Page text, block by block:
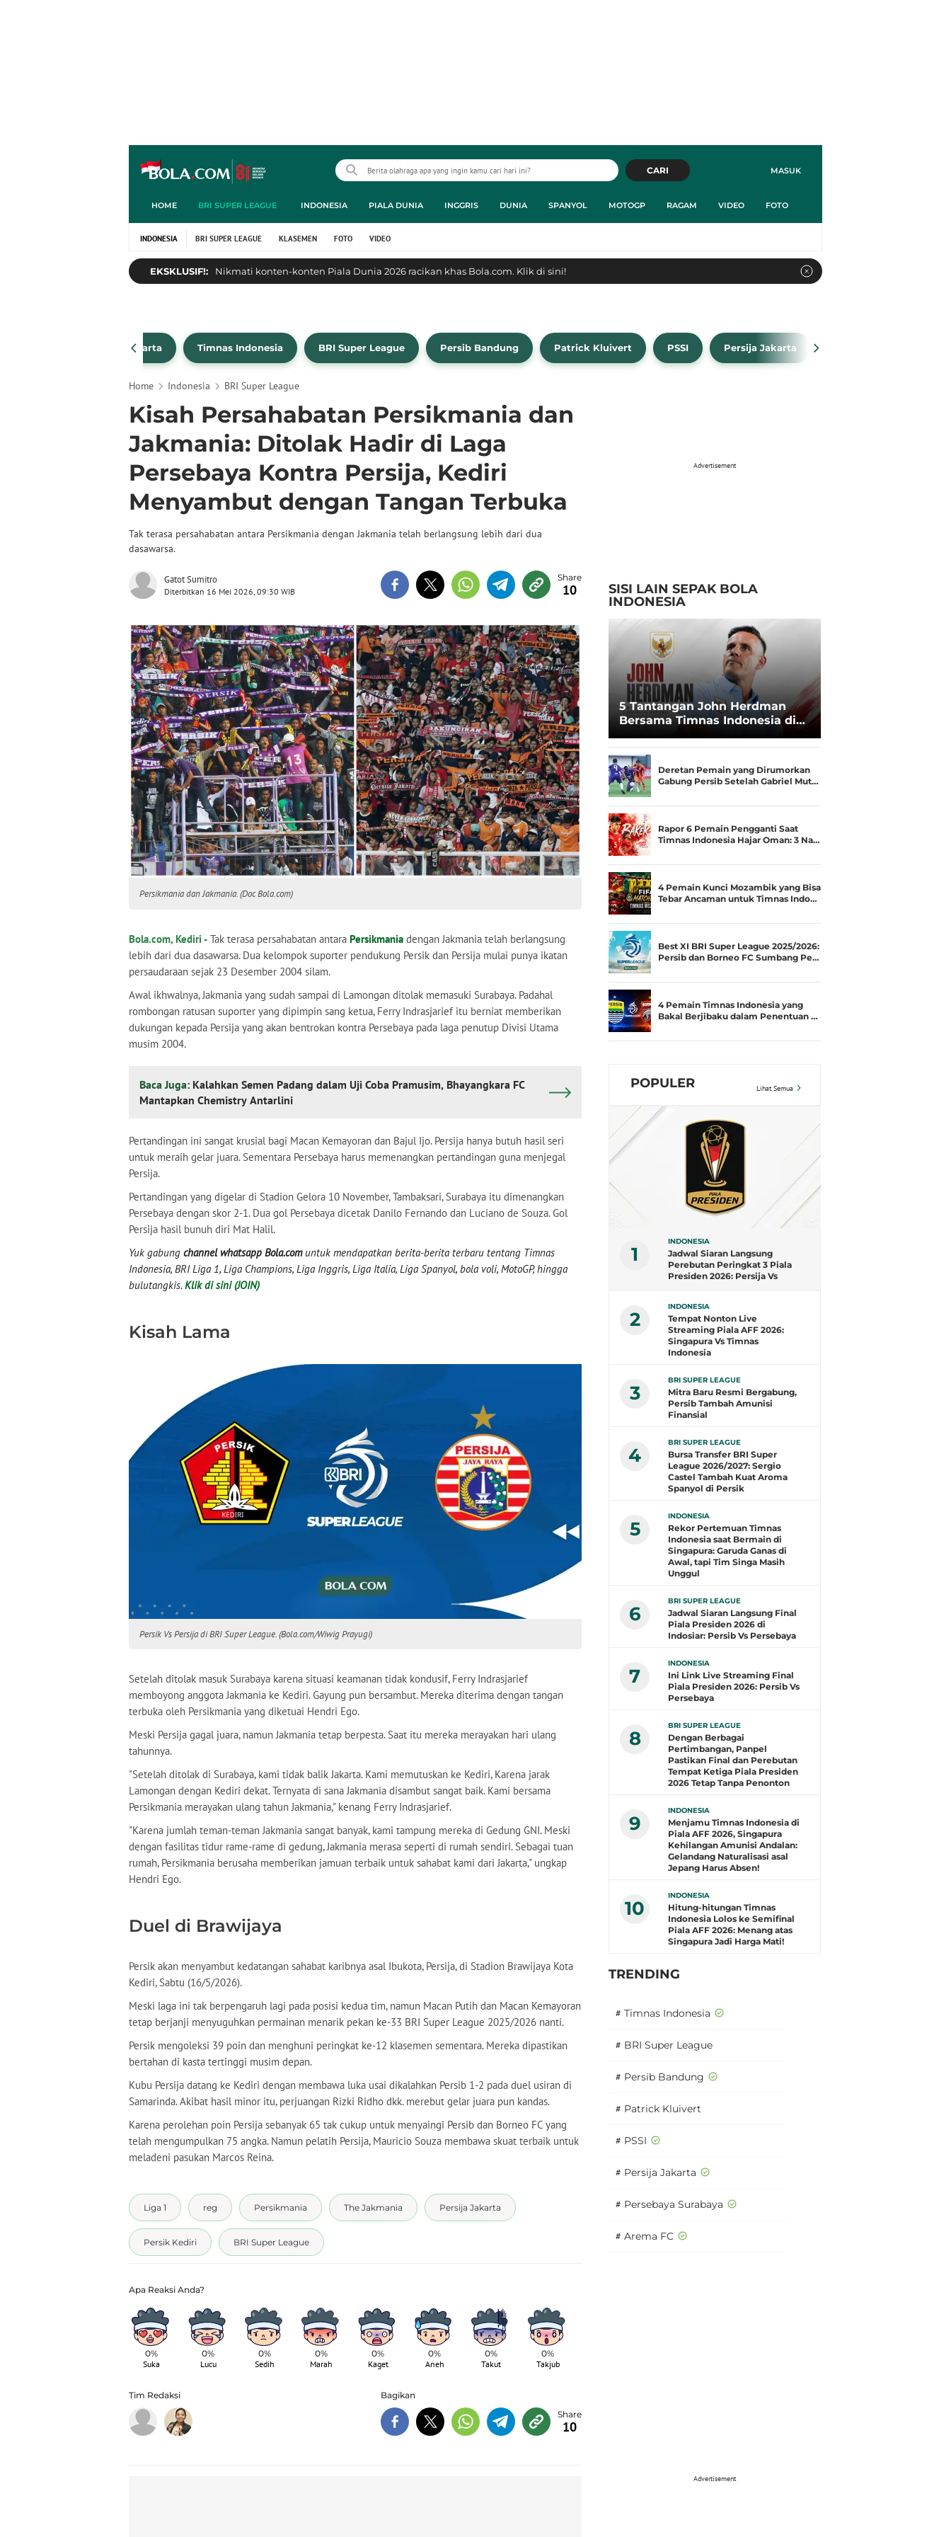
MASUK
CARI
HOME BRI SUPER LEAGUE INDONESIA PIALA DUNIA INGGRIS DUNIA SPANYOL MOTOGP RAGAM VIDEO FOTO
INDONESIA BRI SUPER LEAGUE KLASEMEN FOTO VIDEO
EKSKLUSIF!: Nikmati konten-konten Piala Dunia 2026 racikan khas Bola.com. Klik di sini!
Persija Jakarta Timnas Indonesia BRI Super League Persib Bandung Patrick Kluivert PSSI Persija Jakarta
Home Indonesia BRI Super League
Kisah Persahabatan Persikmania dan
Jakmania: Ditolak Hadir di Laga
Persebaya Kontra Persija, Kediri
Menyambut dengan Tangan Terbuka
Tak terasa persahabatan antara Persikmania dengan Jakmania telah berlangsung lebih dari dua
dasawarsa.
Gatot Sumitro
Diterbitkan 16 Mei 2026, 09:30 WIB 10
Persikmania dan Jakmania. (Doc Bola.com)
Bola.com, Kediri - Tak terasa persahabatan antara Persikmania dengan Jakmania telah berlangsung
lebih dari dua dasawarsa. Dua kelompok suporter pendukung Persik dan Persija mulai punya ikatan
persaudaraan sejak 23 Desember 2004 silam.
Awal ikhwalnya, Jakmania yang sudah sampai di Lamongan ditolak memasuki Surabaya. Padahal
rombongan ratusan suporter yang dipimpin sang ketua, Ferry Indrasjarief itu berniat memberikan
dukungan kepada Persija yang akan bentrokan kontra Persebaya pada laga penutup Divisi Utama
musim 2004.
Baca Juga: Kalahkan Semen Padang dalam Uji Coba Pramusim, Bhayangkara FC
Mantapkan Chemistry Antarlini
Pertandingan ini sangat krusial bagi Macan Kemayoran dan Bajul Ijo. Persija hanya butuh hasil seri
untuk meraih gelar juara. Sementara Persebaya harus memenangkan pertandingan guna menjegal
Persija.
Pertandingan yang digelar di Stadion Gelora 10 November, Tambaksari, Surabaya itu dimenangkan
Persebaya dengan skor 2-1. Dua gol Persebaya dicetak Danilo Fernando dan Luciano de Souza. Gol
Persija hasil bunuh diri Mat Halil.
Yuk gabung channel whatsapp Bola.comuntuk mendapatkan berita-berita terbaru tentang Timnas
Indonesia, BRI Liga 1, Liga Champions, Liga Inggris, Liga Italia, Liga Spanyol, bola voli, MotoGP, hingga
bulutangkis. Klik di sini (JOIN)
Kisah Lama
Persik Vs Persija di BRI Super League. (Bola.com/Wiwig Prayugi)
Setelah ditolak masuk Surabaya karena situasi keamanan tidak kondusif, Ferry Indrasjarief
memboyong anggota Jakmania ke Kediri. Gayung pun bersambut. Mereka diterima dengan tangan
terbuka oleh Persikmania yang diketuai Hendri Ego.
Meski Persija gagal juara, namun Jakmania tetap berpesta. Saat itu mereka merayakan hari ulang
tahunnya.
"Setelah ditolak di Surabaya, kami tidak balik Jakarta. Kami memutuskan ke Kediri, Karena jarak
Lamongan dengan Kediri dekat. Ternyata di sana Jakmania disambut sangat baik. Kami bersama
Persikmania merayakan ulang tahun Jakmania," kenang Ferry Indrasjarief.
"Karena jumlah teman-teman Jakmania sangat banyak, kami tampung mereka di Gedung GNI. Meski
dengan fasilitas tidur rame-rame di gedung, Jakmania merasa seperti di rumah sendiri. Sebagai tuan
rumah, Persikmania berusaha memberikan jamuan terbaik untuk sahabat kami dari Jakarta," ungkap
Hendri Ego.
Duel di Brawijaya
Persik akan menyambut kedatangan sahabat karibnya asal Ibukota, Persija, di Stadion Brawijaya Kota
Kediri, Sabtu (16/5/2026).
Meski laga ini tak berpengaruh lagi pada posisi kedua tim, namun Macan Putih dan Macan Kemayoran
tetap berjanji menyuguhkan permainan menarik pekan ke-33 BRI Super League 2025/2026 nanti.
Persik mengoleksi 39 poin dan menghuni peringkat ke-12 klasemen sementara. Mereka dipastikan
bertahan di kasta tertinggi musim depan.
Kubu Persija datang ke Kediri dengan membawa luka usai dikalahkan Persib 1-2 pada duel usiran di
Samarinda. Akibat hasil minor itu, perjuangan Rizki Ridho dkk. merebut gelar juara pun kandas.
Karena perolehan poin Persija sebanyak 65 tak cukup untuk menyaingi Persib dan Borneo FC yang
telah mengumpulkan 75 angka. Namun pelatih Persija, Mauricio Souza membawa skuat terbaik untuk
meladeni pasukan Marcos Reina.
Liga 1 reg Persikmania The Jakmania Persija Jakarta
Persik Kediri BRI Super League
0%
Suka
0%
Lucu
0%
Sedih
0%
Marah
0%
Kaget
0%
Aneh
0%
Takut
0%
Takjub
Tim Redaksi Bagikan
10
Advertisement
SISI LAIN SEPAK BOLA
INDONESIA
5 Tantangan John Herdman
Bersama Timnas Indonesia di
Spesialis Runner-up Menjadi
Juara
Deretan Pemain yang Dirumorkan
Gabung Persib Setelah Gabriel Mut…
Rapor 6 Pemain Pengganti Saat
Timnas Indonesia Hajar Oman: 3 Na…
4 Pemain Kunci Mozambik yang Bisa
Tebar Ancaman untuk Timnas Indo…
Best XI BRI Super League 2025/2026:
Persib dan Borneo FC Sumbang Pe…
4 Pemain Timnas Indonesia yang
Bakal Berjibaku dalam Penentuan …
POPULER Lihat Semua
1
INDONESIA
Jadwal Siaran Langsung
Perebutan Peringkat 3 Piala
Presiden 2026: Persija Vs
2
INDONESIA
Tempat Nonton Live
Streaming Piala AFF 2026:
Singapura Vs Timnas
Indonesia
3
BRI SUPER LEAGUE
Mitra Baru Resmi Bergabung,
Persib Tambah Amunisi
Finansial
4
BRI SUPER LEAGUE
Bursa Transfer BRI Super
League 2026/2027: Sergio
Castel Tambah Kuat Aroma
Spanyol di Persik
5
INDONESIA
Rekor Pertemuan Timnas
Indonesia saat Bermain di
Singapura: Garuda Ganas di
Awal, tapi Tim Singa Masih
Unggul
6
BRI SUPER LEAGUE
Jadwal Siaran Langsung Final
Piala Presiden 2026 di
Indosiar: Persib Vs Persebaya
7
INDONESIA
Ini Link Live Streaming Final
Piala Presiden 2026: Persib Vs
Persebaya
8
BRI SUPER LEAGUE
Dengan Berbagai
Pertimbangan, Panpel
Pastikan Final dan Perebutan
Tempat Ketiga Piala Presiden
2026 Tetap Tanpa Penonton
9
INDONESIA
Menjamu Timnas Indonesia di
Piala AFF 2026, Singapura
Kehilangan Amunisi Andalan:
Gelandang Naturalisasi asal
Jepang Harus Absen!
10
INDONESIA
Hitung-hitungan Timnas
Indonesia Lolos ke Semifinal
Piala AFF 2026: Menang atas
Singapura Jadi Harga Mati!
TRENDING
# Timnas Indonesia
# BRI Super League
# Persib Bandung
# Patrick Kluivert
# PSSI
# Persija Jakarta
# Persebaya Surabaya
# Arema FC
Advertisement